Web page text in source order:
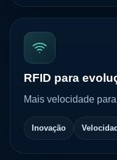
RFID para
Mais velocidade
Inovação